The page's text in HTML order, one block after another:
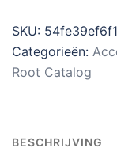
SKU:
Categorieën:
Root Catalog
BESCHRIJVING